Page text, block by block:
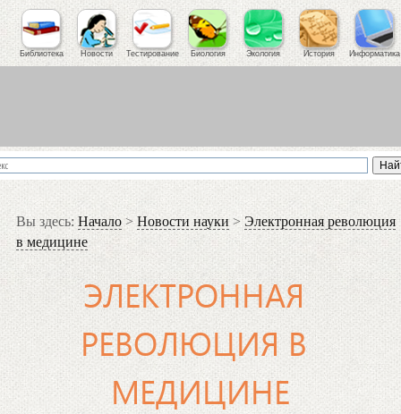
Библиотека Новости Тестирование Биология Экология История Информатика
Вы здесь: Начало >Новости науки>Электронная революция
в медицине
ЭЛЕКТРОННАЯ
РЕВОЛЮЦИЯ В
МЕДИЦИНЕ